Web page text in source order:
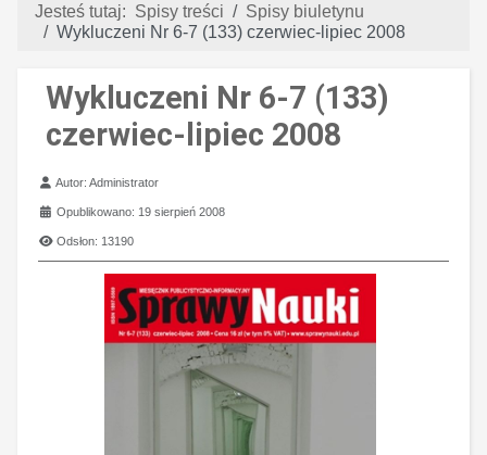
Jesteś tutaj: Spisy treści
Spisy biuletynu
Wykluczeni Nr 6-7 (133) czerwiec-lipiec 2008
Wykluczeni Nr 6-7 (133)
czerwiec-lipiec 2008
Szczegóły
Autor:Administrator
Opublikowano: 19 sierpień 2008
Odsłon: 13190